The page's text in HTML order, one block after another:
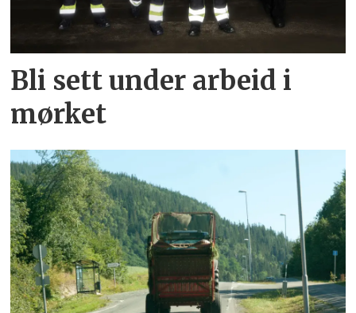
Bli sett under arbeid i
mørket